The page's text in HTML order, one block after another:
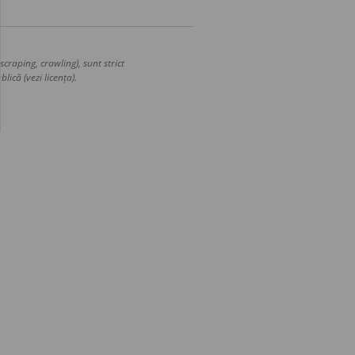
crawling), sunt strict
(vezi licența).